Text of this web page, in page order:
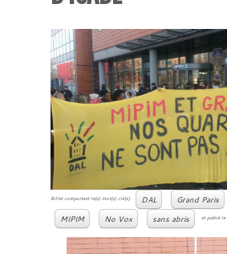
Billet comportant le(s) mot(s) clé(s) DAL Grand Paris
MIPIM
No Vox sans abris et publié le